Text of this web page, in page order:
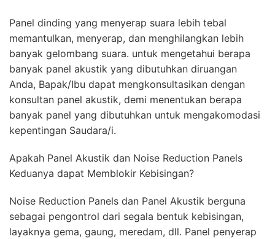
Panel dinding yang menyerap suara lebih tebal
memantulkan, menyerap, dan menghilangkan lebih
banyak gelombang suara. untuk mengetahui berapa
banyak panel akustik yang dibutuhkan diruangan
Anda, Bapak/Ibu dapat mengkonsultasikan dengan
konsultan panel akustik, demi menentukan berapa
banyak panel yang dibutuhkan untuk mengakomodasi
kepentingan Saudara/i.
Apakah Panel Akustik dan Noise Reduction Panels
Keduanya dapat Memblokir Kebisingan?
Noise Reduction Panels dan Panel Akustik berguna
sebagai pengontrol dari segala bentuk kebisingan,
layaknya gema, gaung, meredam, dll. Panel penyerap